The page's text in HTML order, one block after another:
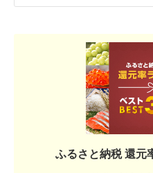
ふるさと納税 還元